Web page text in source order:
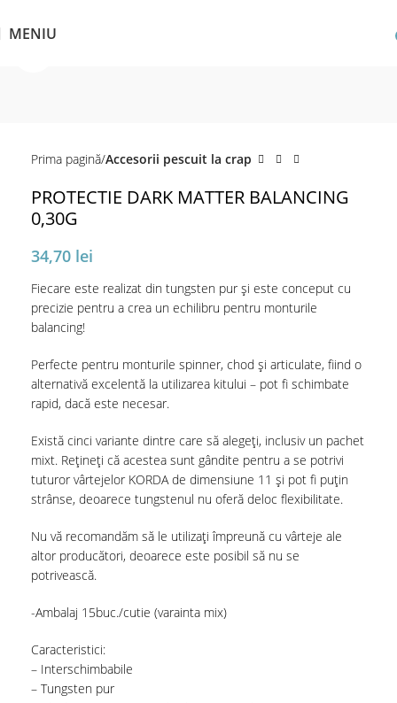
MENIU
Prima pagină Accesorii pescuit la crap
PROTECTIE DARK MATTER BALANCING
0,30G
34,70 lei
Fiecare este realizat din tungsten pur și este conceput cu
precizie pentru a crea un echilibru pentru monturile
balancing!
Perfecte pentru monturile spinner, chod și articulate, fiind o
alternativă excelentă la utilizarea kitului – pot fi schimbate
rapid, dacă este necesar.
Există cinci variante dintre care să alegeți, inclusiv un pachet
mixt. Rețineți că acestea sunt gândite pentru a se potrivi
tuturor vârtejelor KORDA de dimensiune 11 și pot fi puțin
strânse, deoarece tungstenul nu oferă deloc flexibilitate.
Nu vă recomandăm să le utilizați împreună cu vârteje ale
altor producători, deoarece este posibil să nu se
potrivească.
-Ambalaj 15buc./cutie (varainta mix)
Caracteristici:
– Interschimbabile
– Tungsten pur